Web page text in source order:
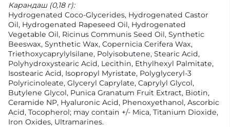
Карандаш (0,18 г):
Hydrogenated Coco‑Glycerides, Hydrogenated Castor
Oil, Hydrogenated Rapeseed Oil, Hydrogenated
Vegetable Oil, Ricinus Communis Seed Oil, Synthetic
Beeswax, Synthetic Wax, Copernicia Cerifera Wax,
Triethoxycaprylylsilane, Polyisobutene, Stearic Acid,
Polyhydroxystearic Acid, Lecithin, Ethylhexyl Palmitate,
Isostearic Acid, Isopropyl Myristate, Polyglyceryl‑3
Polyricinoleate, Glyceryl Caprylate, Caprylyl Glycol,
Butylene Glycol, Punica Granatum Fruit Extract, Biotin,
Ceramide NP, Hyaluronic Acid, Phenoxyethanol, Ascorbic
Acid, Tocopherol; may contain +/- Mica, Titanium Dioxide,
Iron Oxides, Ultramarines.